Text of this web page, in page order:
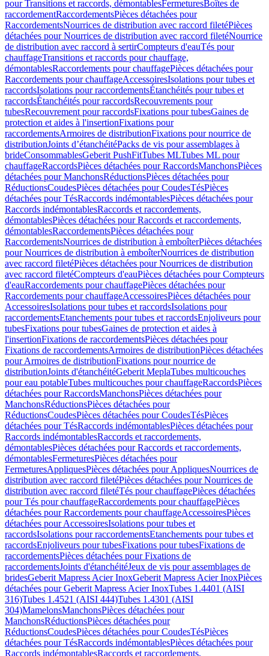
pour Transitions et raccords, démontablesFermeturesBoîtes de
raccordementRaccordementsPièces détachées pour
RaccordementsNourrices de distribution avec raccord filetéPièces
détachées pour Nourrices de distribution avec raccord filetéNourrice
de distribution avec raccord à sertirCompteurs d'eauTés pour
chauffageTransitions et raccords pour chauffage,
démontablesRaccordements pour chauffagePièces détachées pour
Raccordements pour chauffageAccessoiresIsolations pour tubes et
raccordsIsolations pour raccordementsÉtanchéités pour tubes et
raccordsÉtanchéités pour raccordsRecouvrements pour
tubesRecouvrement pour raccordsFixations pour tubesGaines de
protection et aides à l'insertionFixations pour
raccordementsArmoires de distributionFixations pour nourrice de
distributionJoints d’étanchéitéPacks de vis pour assemblages à
brideConsommablesGeberit PushFitTubes MLTubes ML pour
chauffageRaccordsPièces détachées pour RaccordsManchonsPièces
détachées pour ManchonsRéductionsPièces détachées pour
RéductionsCoudesPièces détachées pour CoudesTésPièces
détachées pour TésRaccords indémontablesPièces détachées pour
Raccords indémontablesRaccords et raccordements,
démontablesPièces détachées pour Raccords et raccordements,
démontablesRaccordementsPièces détachées pour
RaccordementsNourrices de distribution à emboîterPièces détachées
pour Nourrices de distribution à emboîterNourrices de distribution
avec raccord filetéPièces détachées pour Nourrices de distribution
avec raccord filetéCompteurs d'eauPièces détachées pour Compteurs
d'eauRaccordements pour chauffagePièces détachées pour
Raccordements pour chauffageAccessoiresPièces détachées pour
AccessoiresIsolations pour tubes et raccordsIsolations pour
raccordementsEtanchements pour tubes et raccordsEnjoliveurs pour
tubesFixations pour tubesGaines de protection et aides à
l'insertionFixations de raccordementsPièces détachées pour
Fixations de raccordementsArmoires de distributionPièces détachées
pour Armoires de distributionFixations pour nourrice de
distributionJoints d'étanchéitéGeberit MeplaTubes multicouches
pour eau potableTubes multicouches pour chauffageRaccordsPièces
détachées pour RaccordsManchonsPièces détachées pour
ManchonsRéductionsPièces détachées pour
RéductionsCoudesPièces détachées pour CoudesTésPièces
détachées pour TésRaccords indémontablesPièces détachées pour
Raccords indémontablesRaccords et raccordements,
démontablesPièces détachées pour Raccords et raccordements,
démontablesFermeturesPièces détachées pour
FermeturesAppliquesPièces détachées pour AppliquesNourrices de
distribution avec raccord filetéPièces détachées pour Nourrices de
distribution avec raccord filetéTés pour chauffagePièces détachées
pour Tés pour chauffageRaccordements pour chauffagePièces
détachées pour Raccordements pour chauffageAccessoiresPièces
détachées pour AccessoiresIsolations pour tubes et
raccordsIsolations pour raccordementsEtanchements pour tubes et
raccordsEnjoliveurs pour tubesFixations pour tubesFixations de
raccordementsPièces détachées pour Fixations de
raccordementsJoints d'étanchéitéJeux de vis pour assemblages de
bridesGeberit Mapress Acier InoxGeberit Mapress Acier InoxPièces
détachées pour Geberit Mapress Acier InoxTubes 1.4401 (AISI
316)Tubes 1.4521 (AISI 444)Tubes 1.4301 (AISI
304)MamelonsManchonsPièces détachées pour
ManchonsRéductionsPièces détachées pour
RéductionsCoudesPièces détachées pour CoudesTésPièces
détachées pour TésRaccords indémontablesPièces détachées pour
Raccords indémontablesRaccords et raccordements,